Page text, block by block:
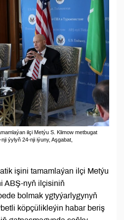
ilçi Metýu S. Klimow metbugat
ýylyň 24-nji iýuny, Aşgabat,
işini tamamlaýan ilçi Metýu
ABŞ-nyň ilçisiniň
bolmak ygtyýarlygynyň
köpçülikleýin habar beriş